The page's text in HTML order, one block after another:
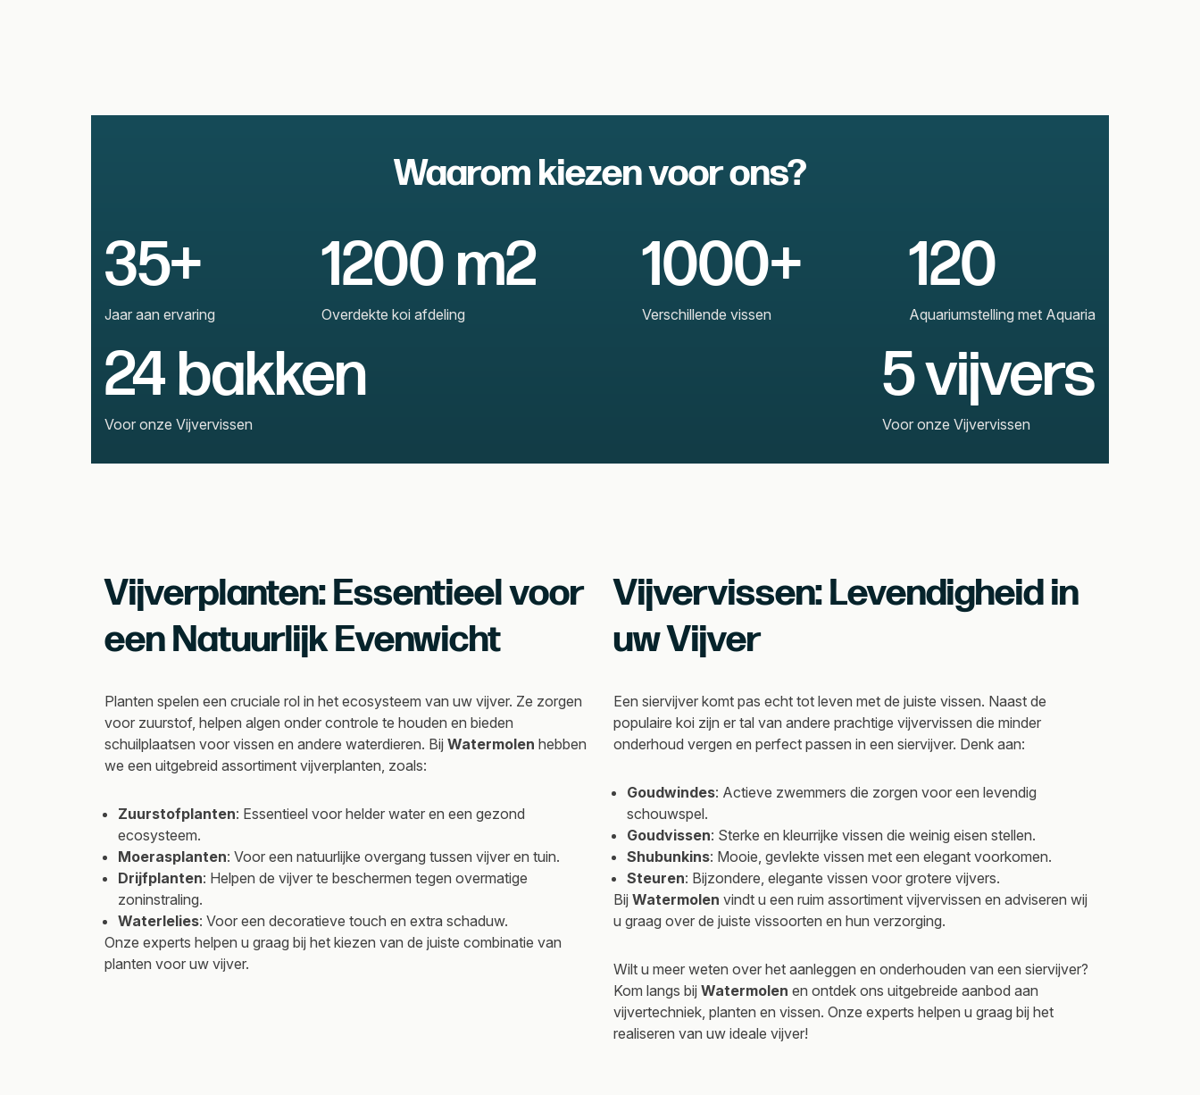
Waarom kiezen voor ons?
35+
Jaar aan ervaring
1200 m2
Overdekte koi afdeling
1000+
Verschillende vissen
120
Aquariumstelling met Aquaria
24 bakken
Voor onze Vijvervissen
5 vijvers
Voor onze Vijvervissen
Vijverplanten: Essentieel voor
een Natuurlijk Evenwicht
Planten spelen een cruciale rol in het ecosysteem van uw vijver. Ze zorgen
voor zuurstof, helpen algen onder controle te houden en bieden
schuilplaatsen voor vissen en andere waterdieren. Bij Watermolen hebben
we een uitgebreid assortiment vijverplanten, zoals:
Zuurstofplanten: Essentieel voor helder water en een gezond
ecosysteem.
Moerasplanten: Voor een natuurlijke overgang tussen vijver en tuin.
Drijfplanten: Helpen de vijver te beschermen tegen overmatige
zoninstraling.
Waterlelies: Voor een decoratieve touch en extra schaduw.
Onze experts helpen u graag bij het kiezen van de juiste combinatie van
planten voor uw vijver.
Vijvervissen: Levendigheid in
uw Vijver
Een siervijver komt pas echt tot leven met de juiste vissen. Naast de
populaire koi zijn er tal van andere prachtige vijvervissen die minder
onderhoud vergen en perfect passen in een siervijver. Denk aan:
Goudwindes: Actieve zwemmers die zorgen voor een levendig
schouwspel.
Goudvissen: Sterke en kleurrijke vissen die weinig eisen stellen.
Shubunkins: Mooie, gevlekte vissen met een elegant voorkomen.
Steuren: Bijzondere, elegante vissen voor grotere vijvers.
Bij Watermolen vindt u een ruim assortiment vijvervissen en adviseren wij
u graag over de juiste vissoorten en hun verzorging.
Wilt u meer weten over het aanleggen en onderhouden van een siervijver?
Kom langs bij Watermolen en ontdek ons uitgebreide aanbod aan
vijvertechniek, planten en vissen. Onze experts helpen u graag bij het
realiseren van uw ideale vijver!